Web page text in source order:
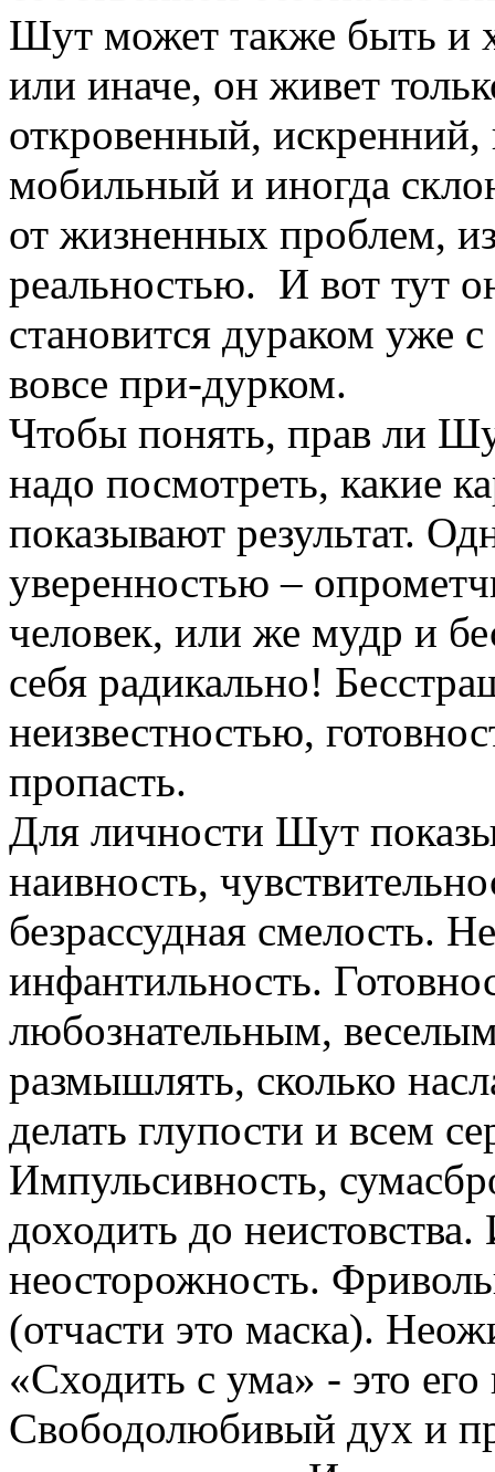
Шут может также быть и
или иначе, он живет
откровенный,
мобильный и иногда
от жизненных проблем,
реальностью. И вот тут
становится дураком уже
вовсе при-дурком.
Чтобы понять, прав ли
надо посмотреть, какие
показывают результат.
уверенностью –
человек, или же мудр и
себя радикально!
неизвестностью,
пропасть.
Для личности Шут
наивность,
безрассудная смелость.
инфантильность.
любознательным,
размышлять, сколько
делать глупости и всем
Импульсивность,
доходить до
неосторожность.
(отчасти это маска).
«Сходить с ума» - это
Свободолюбивый дух и